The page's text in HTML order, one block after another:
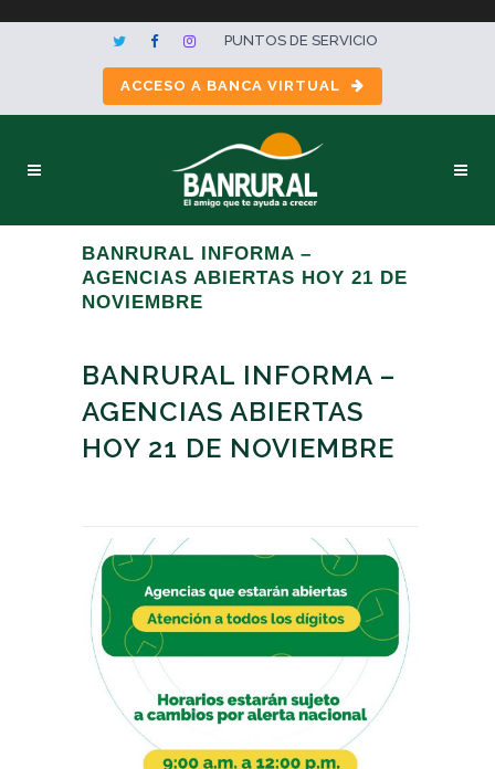
PUNTOS DE SERVICIO
ACCESO A BANCA VIRTUAL
BANRURAL INFORMA –
AGENCIAS ABIERTAS HOY 21 DE
NOVIEMBRE
BANRURAL INFORMA –
AGENCIAS ABIERTAS
HOY 21 DE NOVIEMBRE